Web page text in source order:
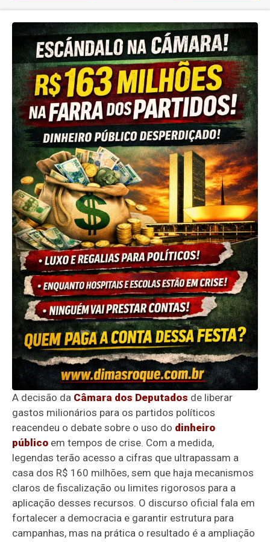
A decisão da Câmara dos Deputados de liberar
gastos milionários para os partidos políticos
reacendeu o debate sobre o uso do dinheiro
público em tempos de crise. Com a medida,
legendas terão acesso a cifras que ultrapassam a
casa dos R$ 160 milhões, sem que haja mecanismos
claros de fiscalização ou limites rigorosos para a
aplicação desses recursos. O discurso oficial fala em
fortalecer a democracia e garantir estrutura para
campanhas, mas na prática o resultado é a ampliação